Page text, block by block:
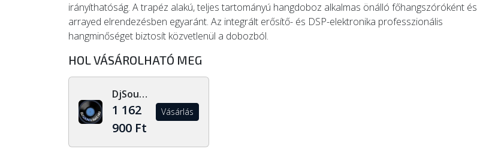
irányíthatóság. A trapéz alakú, teljes tartományú hangdoboz alkalmas önálló főhangszóróként és
arrayed elrendezésben egyaránt. Az integrált erősítő- és DSP-elektronika professzionális
hangminőséget biztosít közvetlenül a dobozból.
HOL VÁSÁROLHATÓ MEG
DjSoundLight.hu
1 162
900 Ft
Vásárlás